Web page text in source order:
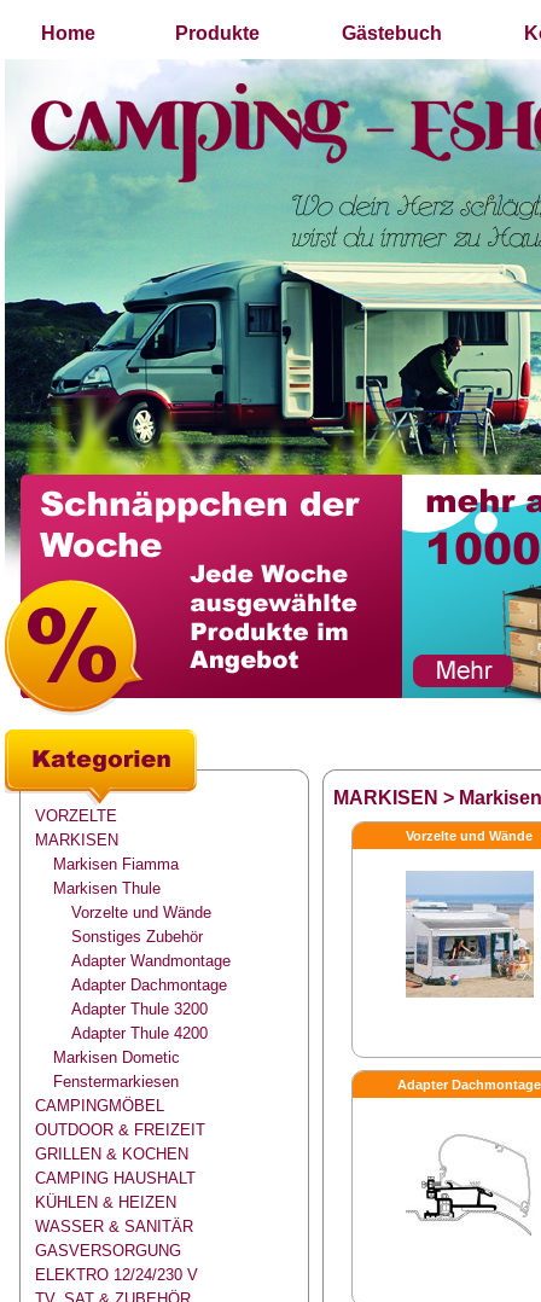
Home Produkte Gästebuch
VORZELTE
MARKISEN
Markisen Fiamma
Markisen Thule
Vorzelte und Wände
Sonstiges Zubehör
Adapter Wandmontage
Adapter Dachmontage
Adapter Thule 3200
Adapter Thule 4200
Markisen Dometic
Fenstermarkiesen
CAMPINGMÖBEL
OUTDOOR & FREIZEIT
GRILLEN & KOCHEN
CAMPING HAUSHALT
KÜHLEN & HEIZEN
WASSER & SANITÄR
GASVERSORGUNG
ELEKTRO 12/24/230 V
MARKISEN >
Vorzelte und Wände
Adapter Dachmontage